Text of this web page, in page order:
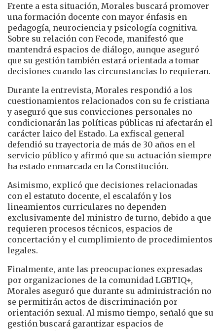
Frente a esta situación, Morales buscará promover
una formación docente con mayor énfasis en
pedagogía, neurociencia y psicología cognitiva.
Sobre su relación con Fecode, manifestó que
mantendrá espacios de diálogo, aunque aseguró
que su gestión también estará orientada a tomar
decisiones cuando las circunstancias lo requieran.
Durante la entrevista, Morales respondió a los
cuestionamientos relacionados con su fe cristiana
y aseguró que sus convicciones personales no
condicionarán las políticas públicas ni afectarán el
carácter laico del Estado. La exfiscal general
defendió su trayectoria de más de 30 años en el
servicio público y afirmó que su actuación siempre
ha estado enmarcada en la Constitución.
Asimismo, explicó que decisiones relacionadas
con el estatuto docente, el escalafón y los
lineamientos curriculares no dependen
exclusivamente del ministro de turno, debido a que
requieren procesos técnicos, espacios de
concertación y el cumplimiento de procedimientos
legales.
Finalmente, ante las preocupaciones expresadas
por organizaciones de la comunidad LGBTIQ+,
Morales aseguró que durante su administración no
se permitirán actos de discriminación por
orientación sexual. Al mismo tiempo, señaló que su
gestión buscará garantizar espacios de